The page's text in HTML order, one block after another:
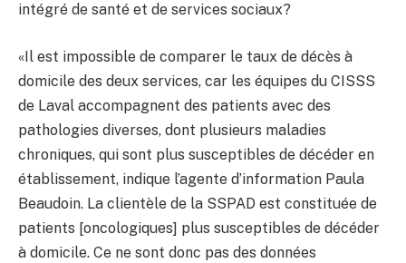
intégré de santé et de services sociaux?
«Il est impossible de comparer le taux de décès à
domicile des deux services, car les équipes du CISSS
de Laval accompagnent des patients avec des
pathologies diverses, dont plusieurs maladies
chroniques, qui sont plus susceptibles de décéder en
établissement, indique l’agente d’information Paula
Beaudoin. La clientèle de la SSPAD est constituée de
patients [oncologiques] plus susceptibles de décéder
à domicile. Ce ne sont donc pas des données